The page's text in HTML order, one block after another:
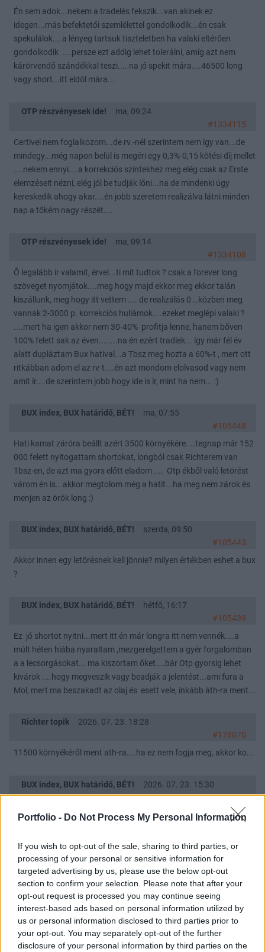
Portfolio - Do Not Process My Personal Information
If you wish to opt-out of the sale, sharing to third parties, or
processing of your personal or sensitive information for
targeted advertising by us, please use the below opt-out
section to confirm your selection. Please note that after your
opt-out request is processed you may continue seeing
interest-based ads based on personal information utilized by
us or personal information disclosed to third parties prior to
your opt-out. You may separately opt-out of the further
disclosure of your personal information by third parties on the
Én sem adok...nekem a tradelés fekszik...van akinek ez
idegen...más befektetői szemlélettel gondolkodik...én csak
spekulálok....a lényeg tartsuk tiszteletben ha valaki eltérően
gondolkodik ....persze ezt addig lehet tolerálni, amíg azt nem
kárörvendő szándékkal teszi.... na jó spekit mára....46500 long
vagy short...itt eldől mára...
OTP részvényesek ide!
ma, 09:24
#1334115
Certivel nem foglalkozom...de rv.-nél szerintem nem így van...de
mindegy...még napon belül is megéri egy 0,3%-0,15 kötési díj mellet
....nekem ennyi....a korrekciós szintekhez meg elég csak az Erste
elemzéseit nézni, elég jól be tudják lőni...na de mindenki úgy
kereskedik ahogy akar....én jobb szeretem realizálva látni minden
nap a tőkém nagy részét....
OTP részvényesek ide!
ma, 09:14
#1334108
Ő legalább ír valamit, érvel...ti mit tudtok ? csak a forever long
szöveget nyomjátok....meg hogy majd ekkor meg ekkor talán
kiszállunk, meg hogy itt vettem .... de realizálás 0...közben meg
vannak 2-3000 p. korrekciós hullámok....ezeket meglépi valaki ?
....mert ha igen akkor nem 30-40% profitja lenne, hanem bőven
100% felett sak az éven........na én ezért tradlek... így már fél év
alatt dupláztam Bux hatival...a Tbsz meg hozta a 60%-t , mert ott
ritkábban adom el az rv-t....én azt mondom elolvasod vagy nem
amit ír....de szerintem jobb hogy ide is ír, mint ha nem... :)
BUX index, BUX határidő, BÉT!
ma, 07:55
#105448
Hati kamat záróra beállt azért 3500 környékére....tegnap már 152
000 felett nyitogattam shortokat, longból csak Richterem van
Tbsz-en, de azt ma gyors előtt eladom .... Otp ékből való letörést
várom én is...akkor megtolom még a hatit...ha meg nem zárok és
menjen az örök long :)
BUX index, BUX határidő, BÉT!
szerda, 09:50
#105443
Akkor innen egy letörésnek kell jönnie? milyen értékben eshet a bux
?
BUX index, BUX határidő, BÉT!
hétfő, 16:17
#105439
Ez jó shortot nyitni...mert itt én már longra itt nem vennék....a
múlt héten hiába nyaraltam ,mezgerelgettem a gyér forgalomban
a a lecsorgásokat... ma kiszortam őket....bár Otp gyorsig lehet
kivárok ....hogy megveszik vagy beadják a jelentést...ami fura a
Mol, mert ma beszakadt az olaj és esett vele, inkább áth-ra ment...
Richter topik
2026. 07. 23. 18:28
#178070
11500 környékéről ment ath-ra....ha ez nem fogja meg, akkor ko...
BUX index, BUX határidő, BÉT!
2026. 07. 23. 15:30
#105380
Nyitóban shortoltam a hatit, majd egy kis borítás, de már
összejött egy Mallorcai nyaralás ára....vasárnap lépek is... :)
Richter topik
2026. 07. 21. 17:13
#178000
Z: 11780 jól lekötötték...napi .min.
Richter topik
2026. 07. 21. 17:11
#177999